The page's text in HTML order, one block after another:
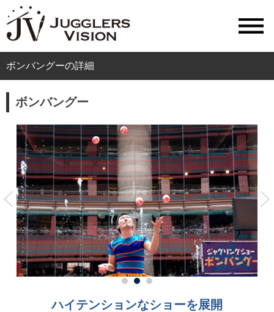
ボンバングーの詳細
ボンバングー
ハイテンションなショーを展開